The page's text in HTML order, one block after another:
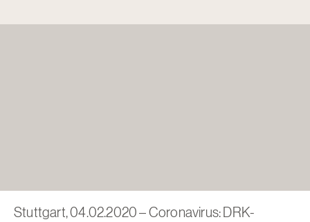
Stuttgart, 04.02.2020 – Coronavirus: DRK-